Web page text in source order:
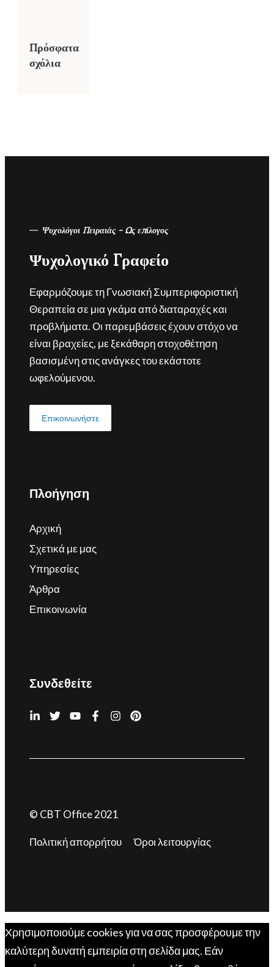
Πρόσφατα
σχόλια
Ψυχολόγοι Πειραιάς - Ως επίλογος
Ψυχολογικό Γραφείο
Εφαρμόζουμε τη Γνωσιακή Συμπεριφοριστική
Θεραπεία σε μια γκάμα από διαταραχές και
προβλήματα. Οι παρεμβάσεις έχουν στόχο να
είναι βραχείες, με ξεκάθαρη στοχοθέτηση
βασισμένη στις ανάγκες του εκάστοτε
ωφελούμενου.
Επικοινωνήστε
Πλοήγηση
Αρχική
Σχετικά με μας
Υπηρεσίες
Άρθρα
Επικοινωνία
Συνδεθείτε
© CBT Office 2021
Πολιτική απορρήτου Όροι λειτουργίας
Χρησιμοποιούμε cookies για να σας προσφέρουμε την
καλύτερη δυνατή εμπειρία στη σελίδα μας. Εάν